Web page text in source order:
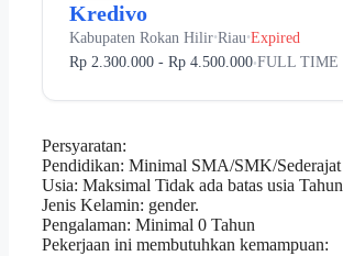
Kredivo
Kabupaten Rokan Hilir•Riau•Expired
Rp 2.300.000 - Rp 4.500.000•FULL TIME
Persyaratan:
Pendidikan: Minimal SMA/SMK/Sederajat
Usia: Maksimal Tidak ada batas usia Tahun
Jenis Kelamin: gender.
Pengalaman: Minimal 0 Tahun
Pekerjaan ini membutuhkan kemampuan: